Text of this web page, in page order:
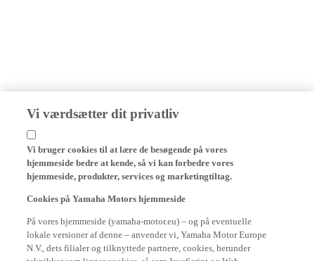
Vi værdsætter dit privatliv
hjemmeside bedre at kende, så vi kan forbedre vores
hjemmeside, produkter, services og marketingtiltag.
lokale versioner af denne – anvender vi, Yamaha Motor Europe
N.V., dets filialer og tilknyttede partnere, cookies, herunder
teknikker som ligner cookies, så som JaveScript og Web